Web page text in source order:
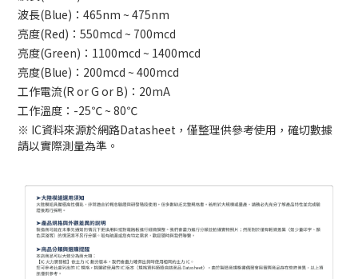
波長(Blue)：465nm ~ 475nm
亮度(Red)：550mcd ~ 700mcd
亮度(Green)：1100mcd ~ 1400mcd
亮度(Blue)：200mcd ~ 400mcd
工作電流(R or G or B)：20mA
工作溫度：-25℃ ~ 80℃
※ IC資料來源於網路Datasheet，僅整理供參考使用，確切數據
請以實際測量為準。